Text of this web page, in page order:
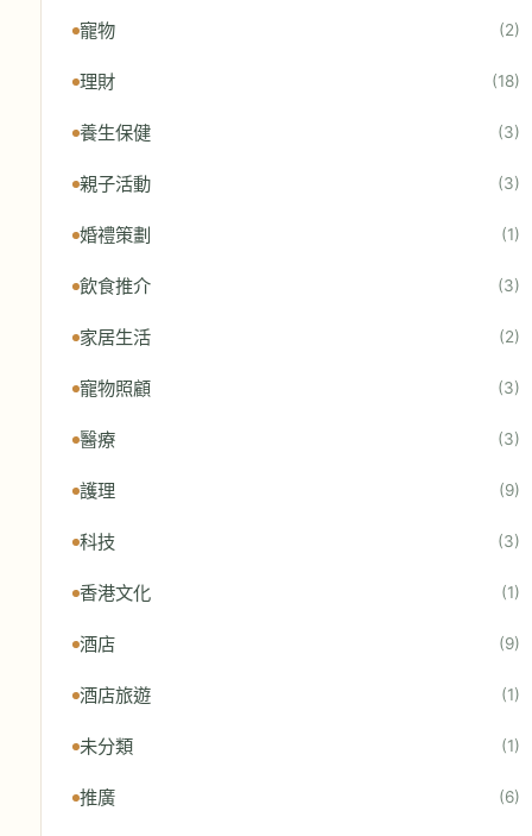
寵物 (2)
理財 (18)
養生保健 (3)
親子活動 (3)
婚禮策劃 (1)
飲食推介 (3)
家居生活 (2)
寵物照顧 (3)
醫療 (3)
護理 (9)
科技 (3)
香港文化 (1)
酒店 (9)
酒店旅遊 (1)
未分類 (1)
推廣 (6)